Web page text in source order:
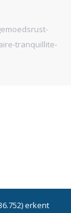
tranquillite-
erkent